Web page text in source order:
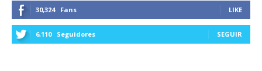
30,324 Fans LIKE
6,110 Seguidores SEGUIR